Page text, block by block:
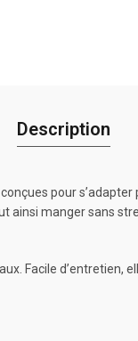
Description
pour
manger sans
Facile d’entretien,